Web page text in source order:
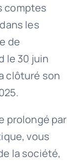
comptes
les
de
le 30 juin
clôturé son
prolongé par
vous
la société,